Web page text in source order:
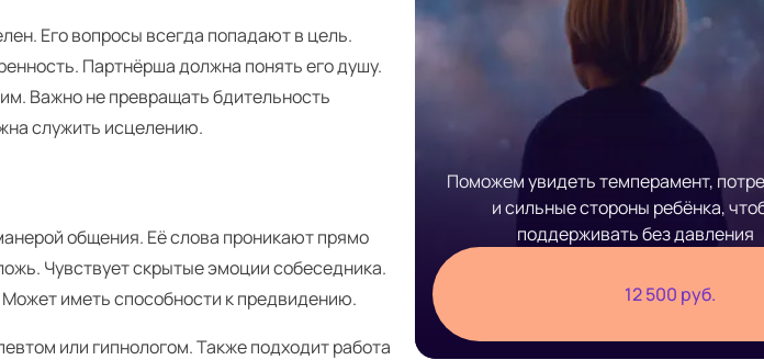
Его вопросы всегда попадают в цель.
Партнёрша должна понять его душу.
Важно не превращать бдительность
служить исцелению.
общения. Её слова проникают прямо
Чувствует скрытые эмоции собеседника.
иметь способности к предвидению.
или гипнологом. Также подходит работа
Поможем увидеть темперамент,
и сильные стороны ребёнка,
поддерживать без давления
12 500 руб.